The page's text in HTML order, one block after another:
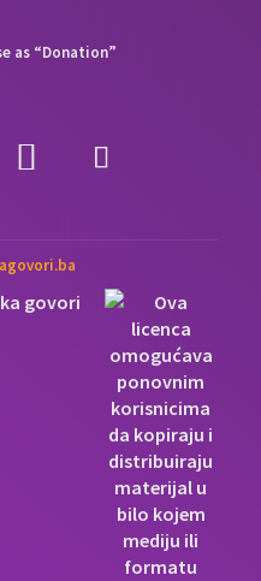
as “Donation”
govori